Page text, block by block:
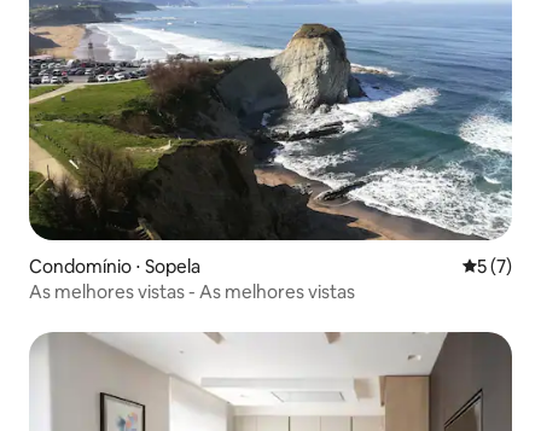
Condomínio ⋅ Sopela 5 de
5 (7)
As melhores vistas - As melhores vistas